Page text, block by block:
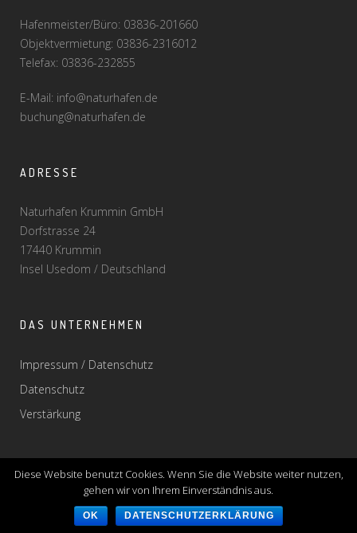
Hafenmeister/Büro: 03836-201660
Objektvermietung: 03836-2316012
Telefax: 03836-232855
E-Mail: info@naturhafen.de
buchung@naturhafen.de
ADRESSE
Naturhafen Krummin GmbH
Dorfstrasse 24
17440 Krummin
Insel Usedom / Deutschland
DAS UNTERNEHMEN
Impressum / Datenschutz
Datenschutz
Verstärkung
Diese Website benutzt Cookies. Wenn Sie die Website weiter nutzen,
gehen wir von Ihrem Einverständnis aus.
OK DATENSCHUTZERKLÄRUNG